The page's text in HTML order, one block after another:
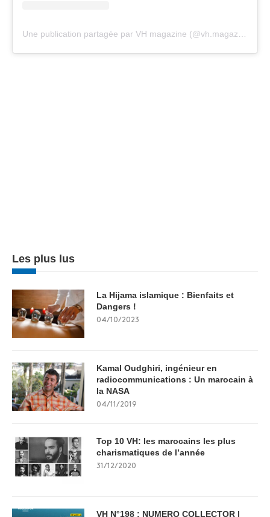
Une publication partagée par VH magazine (@vh.magazine)
Les plus lus
La Hijama islamique : Bienfaits et
Dangers !
04/10/2023
Kamal Oudghiri, ingénieur en
radiocommunications : Un marocain à
la NASA
04/11/2019
Top 10 VH: les marocains les plus
charismatiques de l’année
31/12/2020
VH N°198 : NUMERO COLLECTOR |